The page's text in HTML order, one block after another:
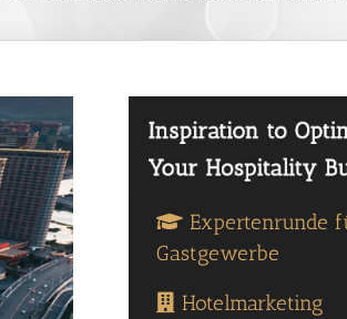
Expertenrunde
Gastgewerbe
Hotelmarketing